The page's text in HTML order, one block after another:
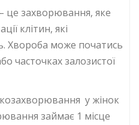
– це захворювання, яке
клітин, які
Хвороба може початись
часточках залозистої
у жінок
займає 1 місце